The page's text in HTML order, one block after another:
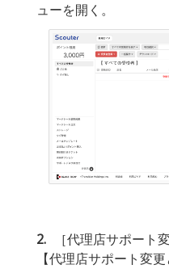
ューを開く。
2
［代理店サポート
【代理店サポート変